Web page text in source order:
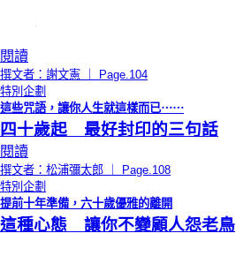
閱讀
撰文者：謝文憲 ｜ Page.104
特別企劃
這些咒語，讓你人生就這樣而已⋯⋯
四十歲起 最好封印的三句話
閱讀
撰文者：松浦彌太郎 ｜ Page.108
特別企劃
提前十年準備，六十歲優雅的離開
這種心態 讓你不變顧人怨老鳥